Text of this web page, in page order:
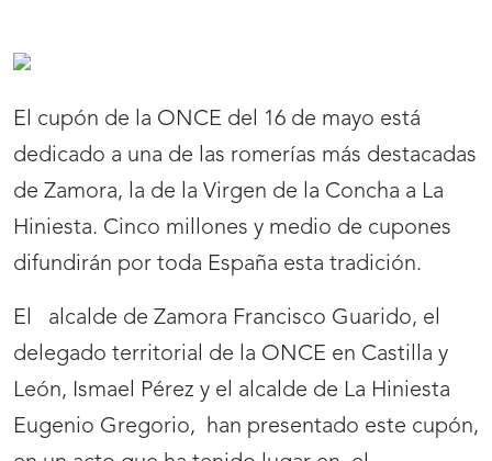
El cupón de la ONCE del 16 de mayo está
dedicado a una de las romerías más destacadas
de Zamora, la de la Virgen de la Concha a La
Hiniesta. Cinco millones y medio de cupones
difundirán por toda España esta tradición.
El alcalde de Zamora Francisco Guarido, el
delegado territorial de la ONCE en Castilla y
León, Ismael Pérez y el alcalde de La Hiniesta
Eugenio Gregorio, han presentado este cupón,